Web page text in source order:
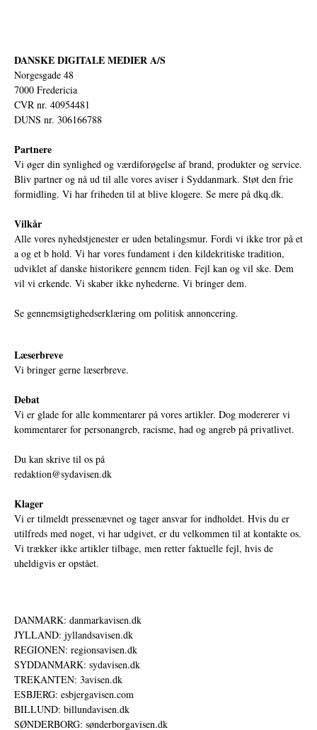
DANSKE DIGITALE MEDIER A/S
Norgesgade 48
7000 Fredericia
CVR nr. 40954481
DUNS nr. 306166788
Partnere
Vi øger din synlighed og værdiforøgelse af brand, produkter og service.
Bliv partner og nå ud til alle vores aviser i Syddanmark. Støt den frie
formidling. Vi har friheden til at blive klogere. Se mere på dkq.dk.
Vilkår
Alle vores nyhedstjenester er uden betalingsmur. Fordi vi ikke tror på et
a og et b hold. Vi har vores fundament i den kildekritiske tradition,
udviklet af danske historikere gennem tiden. Fejl kan og vil ske. Dem
vil vi erkende. Vi skaber ikke nyhederne. Vi bringer dem.
Se gennemsigtighedserklæring om politisk annoncering.
Læserbreve
Vi bringer gerne læserbreve.
Debat
Vi er glade for alle kommentarer på vores artikler. Dog modererer vi
kommentarer for personangreb, racisme, had og angreb på privatlivet.
Du kan skrive til os på
redaktion@sydavisen.dk
Klager
Vi er tilmeldt pressenævnet og tager ansvar for indholdet. Hvis du er
utilfreds med noget, vi har udgivet, er du velkommen til at kontakte os.
Vi trækker ikke artikler tilbage, men retter faktuelle fejl, hvis de
uheldigvis er opstået.
DANMARK: danmarkavisen.dk
JYLLAND: jyllandsavisen.dk
REGIONEN: regionsavisen.dk
SYDDANMARK: sydavisen.dk
TREKANTEN: 3avisen.dk
ESBJERG: esbjergavisen.com
BILLUND: billundavisen.dk
SØNDERBORG: sønderborgavisen.dk